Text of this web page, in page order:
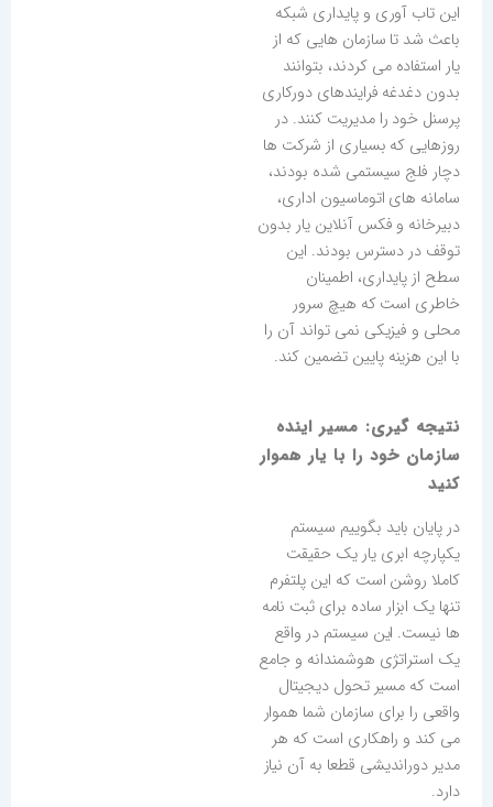
این تاب آوری و پایداری شبکه
باعث شد تا سازمان هایی که از
یار استفاده می کردند، بتوانند
بدون دغدغه فرایندهای دورکاری
پرسنل خود را مدیریت کنند. در
روزهایی که بسیاری از شرکت ها
دچار فلج سیستمی شده بودند،
سامانه های اتوماسیون اداری،
دبیرخانه و فکس آنلاین یار بدون
توقف در دسترس بودند. این
سطح از پایداری، اطمینان
خاطری است که هیچ سرور
محلی و فیزیکی نمی تواند آن را
با این هزینه پایین تضمین کند.
نتیجه گیری: مسیر اینده
سازمان خود را با یار هموار
کنید
در پایان باید بگوییم سیستم
یکپارچه ابری یار یک حقیقت
کاملا روشن است که این پلتفرم
تنها یک ابزار ساده برای ثبت نامه
ها نیست. این سیستم در واقع
یک استراتژی هوشمندانه و جامع
است که مسیر تحول دیجیتال
واقعی را برای سازمان شما هموار
می کند و راهکاری است که هر
مدیر دوراندیشی قطعا به آن نیاز
دارد.